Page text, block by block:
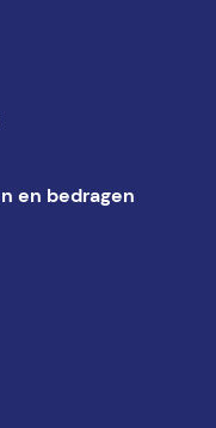
en bedragen